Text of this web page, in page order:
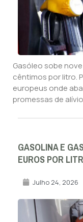
Gasóleo sobe
cêntimos por litro.
europeus onde
promessas de
GASOLINA E
EUROS POR
Julho 24, 2026